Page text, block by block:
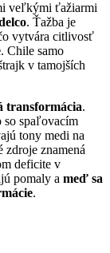
veľkými ťažiarmi
. Ťažba je
vytvára citlivosť
. Chile samo
v tamojších
transformácia.
so spaľovacím
tony medi na
znamená
deficite v
pomaly a meď sa
.